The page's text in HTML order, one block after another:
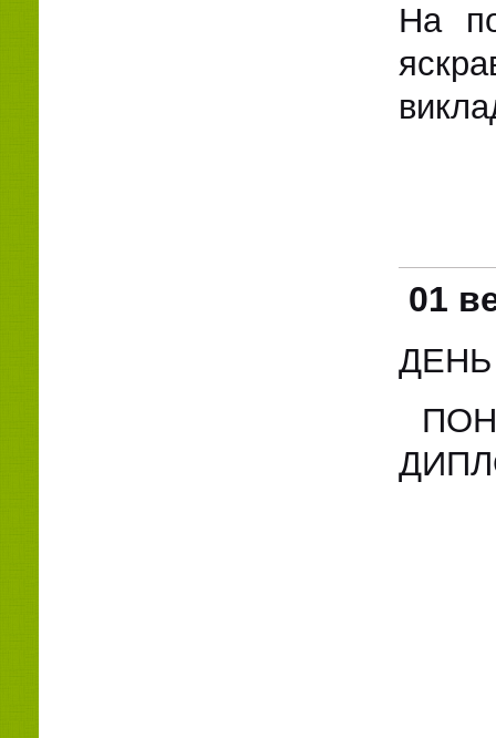
На
01
ДЕНЬ